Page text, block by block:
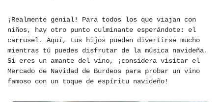
¡Realmente genial! Para todos los que viajan con
niños, hay otro punto culminante esperándote: el
carrusel. Aquí, tus hijos pueden divertirse mucho
mientras tú puedes disfrutar de la música navideña.
Si eres un amante del vino, ¡considera visitar el
Mercado de Navidad de Burdeos para probar un vino
famoso con un toque de espíritu navideño!